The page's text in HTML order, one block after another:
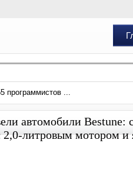
программистов ...
автомобили
2,0-литровым мотором